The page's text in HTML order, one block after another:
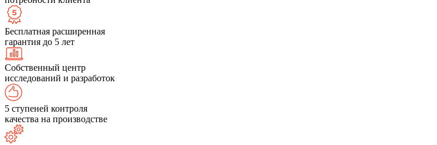
Бесплатная расширенная
гарантия до 5 лет
Собственный центр
исследований и разработок
5 ступеней контроля
качества на производстве